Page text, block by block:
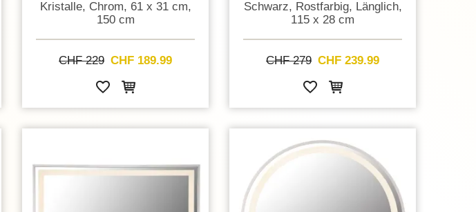
Kristalle, Chrom, 61 x 31 cm,
150 cm
CHF 229 CHF 189.99
Schwarz, Rostfarbig, Länglich,
115 x 28 cm
CHF 279 CHF 239.99